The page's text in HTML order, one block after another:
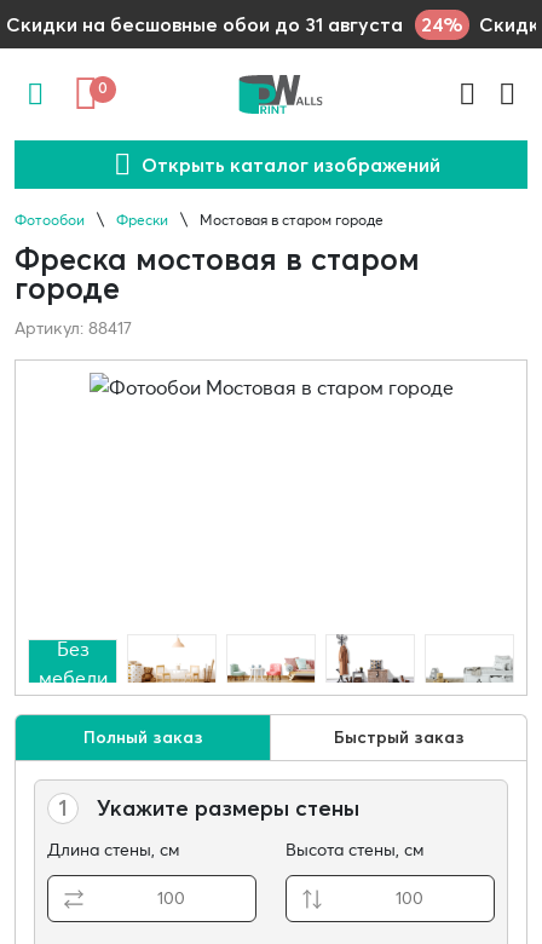
Скидки на бесшовные обои до 31 августа 24%
0
Открыть каталог изображений
Фотообои Фрески Мостовая в старом городе
Фреска мостовая в старом
городе
Артикул: 88417
Без
мебели
Полный заказ Быстрый заказ
1 Укажите размеры стены
Длина стены, см Высота стены, см